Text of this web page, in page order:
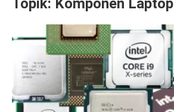
Topik: Komponen Laptop